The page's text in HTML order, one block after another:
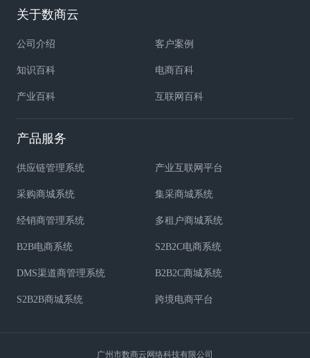
关于数商云
公司介绍 客户案例
知识百科 电商百科
产业百科 互联网百科
产品服务
供应链管理系统 产业互联网平台
采购商城系统 集采商城系统
经销商管理系统 多租户商城系统
B2B电商系统 S2B2C电商系统
DMS渠道商管理系统 B2B2C商城系统
S2B2B商城系统 跨境电商平台
广州市数商云网络科技有限公司